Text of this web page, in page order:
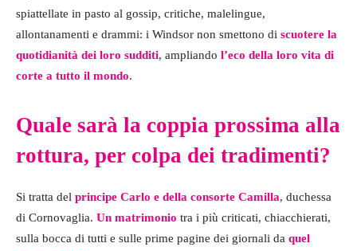
spiattellate in pasto al gossip, critiche, malelingue,
allontanamenti e drammi: i Windsor non smettono di scuotere la
quotidianità dei loro sudditi, ampliando l’eco della loro vita di
corte a tutto il mondo.
Quale sarà la coppia prossima alla
rottura, per colpa dei tradimenti?
Si tratta del principe Carlo e della consorte Camilla, duchessa
di Cornovaglia. Un matrimonio tra i più criticati, chiacchierati,
sulla bocca di tutti e sulle prime pagine dei giornali da quel